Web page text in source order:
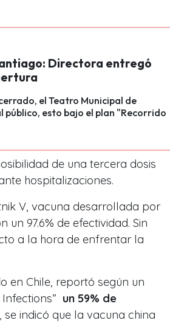
Directora entregó
el Teatro Municipal de
esto bajo el plan "Recorrido
de una tercera dosis
hospitalizaciones.
V, vacuna desarrollada por
97.6% de efectividad. Sin
a la hora de enfrentar la
en Chile, reportó según un
un 59% de
se indicó que la vacuna china